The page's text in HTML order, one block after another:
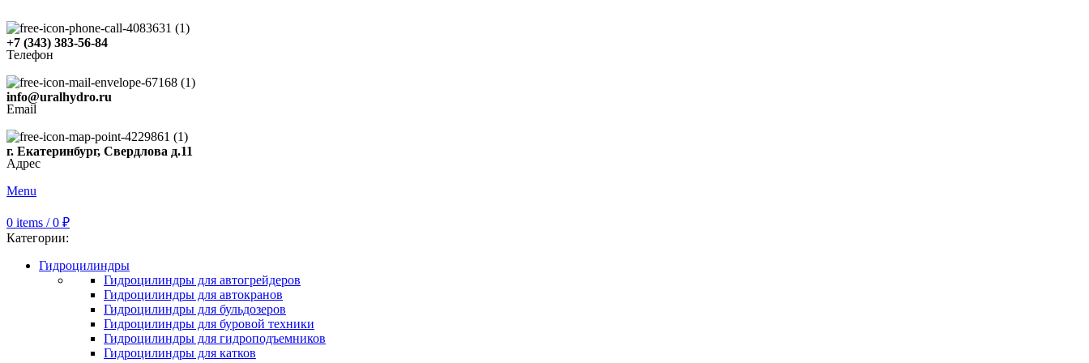
+7 (343) 383-56-84
Телефон
info@uralhydro.ru
Email
г. Екатеринбург, Свердлова д.11
Адрес
Menu
0 items / 0 ₽
Категории:
Гидроцилиндры
Гидроцилиндры для автогрейдеров
Гидроцилиндры для автокранов
Гидроцилиндры для бульдозеров
Гидроцилиндры для буровой техники
Гидроцилиндры для гидроподъемников
Гидроцилиндры для катков